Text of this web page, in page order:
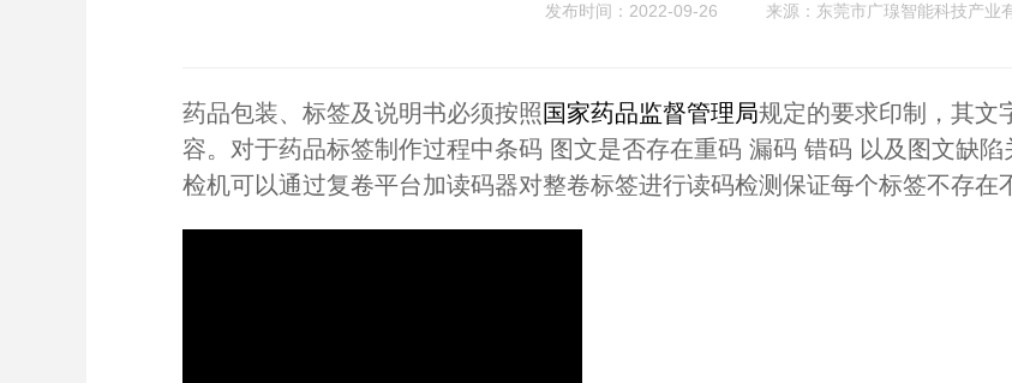
发布时间：2022-09-26 来源： 东莞市广瑔智能科技产业
药品包装、标签及说明书必须按照 国家药品监督管理局规定的要求印制，其文
容。对于药品标签制作过程中条码 图文是否存在重码 漏码 错码 以及图文缺
检机可以通过复卷平台加读码器对整卷标签进行读码检测保证每个标签不存在